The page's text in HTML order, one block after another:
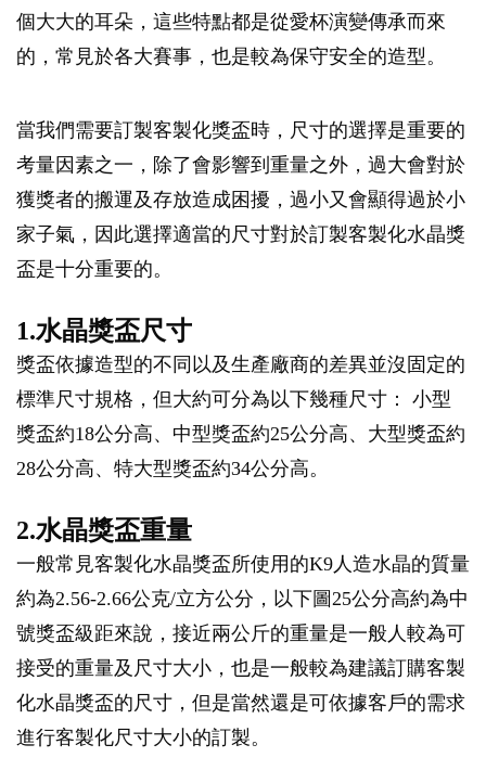
個大大的耳朵，這些特點都是從愛杯演變傳承而來
的，常見於各大賽事，也是較為保守安全的造型。
當我們需要訂製客製化獎盃時，尺寸的選擇是重要的
考量因素之一，除了會影響到重量之外，過大會對於
獲獎者的搬運及存放造成困擾，過小又會顯得過於小
家子氣，因此選擇適當的尺寸對於訂製客製化水晶獎
盃是十分重要的。
1.水晶獎盃尺寸
獎盃依據造型的不同以及生產廠商的差異並沒固定的
標準尺寸規格，但大約可分為以下幾種尺寸： 小型
獎盃約18公分高、中型獎盃約25公分高、大型獎盃約
28公分高、特大型獎盃約34公分高。
2.水晶獎盃重量
一般常見客製化水晶獎盃所使用的K9人造水晶的質量
約為2.56-2.66公克/立方公分，以下圖25公分高約為中
號獎盃級距來說，接近兩公斤的重量是一般人較為可
接受的重量及尺寸大小，也是一般較為建議訂購客製
化水晶獎盃的尺寸，但是當然還是可依據客戶的需求
進行客製化尺寸大小的訂製。